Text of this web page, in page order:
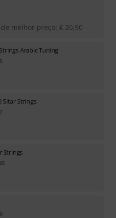
melhor preço: € 20,90
Arabic Tuning
Sitar Strings
Strings